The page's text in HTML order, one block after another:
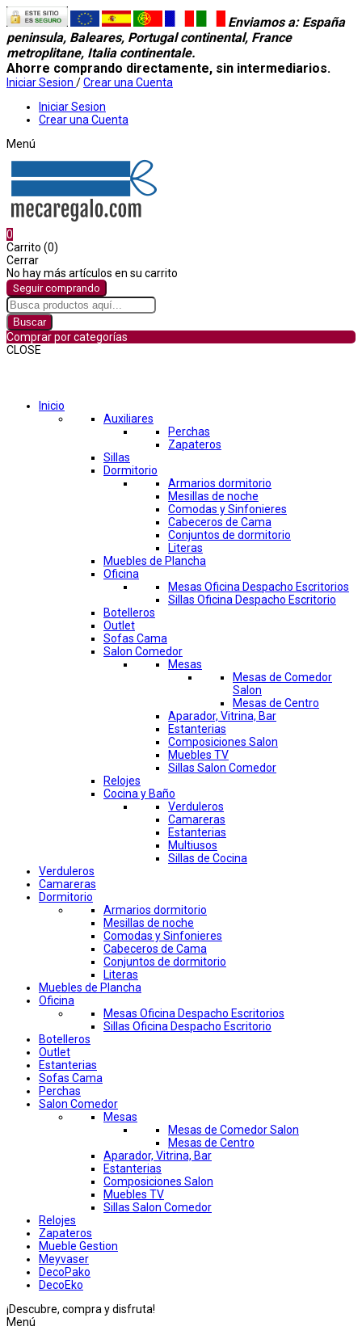
Enviamos a: España
peninsula, Baleares, Portugal continental, France
metroplitane, Italia continentale.
Ahorre comprando directamente, sin intermediarios.
Iniciar Sesion /Crear una Cuenta
Iniciar Sesion
Crear una Cuenta
Menú
0
Carrito (0)
Cerrar
No hay más artículos en su carrito
Seguir comprando
Buscar
Comprar por categorías
CLOSE
Inicio
Auxiliares
Perchas
Zapateros
Sillas
Dormitorio
Armarios dormitorio
Mesillas de noche
Comodas y Sinfonieres
Cabeceros de Cama
Conjuntos de dormitorio
Literas
Muebles de Plancha
Oficina
Mesas Oficina Despacho Escritorios
Sillas Oficina Despacho Escritorio
Botelleros
Outlet
Sofas Cama
Salon Comedor
Mesas
Mesas de Comedor
Salon
Mesas de Centro
Aparador, Vitrina, Bar
Estanterias
Composiciones Salon
Muebles TV
Sillas Salon Comedor
Relojes
Cocina y Baño
Verduleros
Camareras
Estanterias
Multiusos
Sillas de Cocina
Verduleros
Camareras
Dormitorio
Armarios dormitorio
Mesillas de noche
Comodas y Sinfonieres
Cabeceros de Cama
Conjuntos de dormitorio
Literas
Muebles de Plancha
Oficina
Mesas Oficina Despacho Escritorios
Sillas Oficina Despacho Escritorio
Botelleros
Outlet
Estanterias
Sofas Cama
Perchas
Salon Comedor
Mesas
Mesas de Comedor Salon
Mesas de Centro
Aparador, Vitrina, Bar
Estanterias
Composiciones Salon
Muebles TV
Sillas Salon Comedor
Relojes
Zapateros
Mueble Gestion
Meyvaser
DecoPako
DecoEko
¡Descubre, compra y disfruta!
Menú